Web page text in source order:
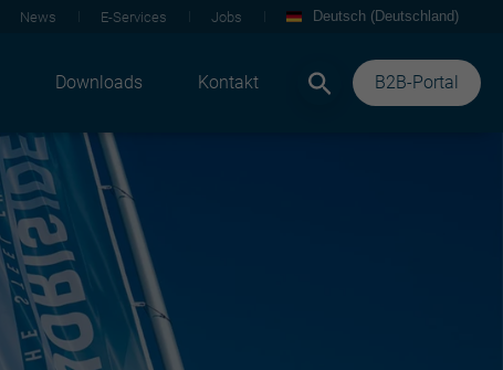
Downloads Kontakt B2B-Portal
News E-Services Jobs Deutsch (Deutschland)